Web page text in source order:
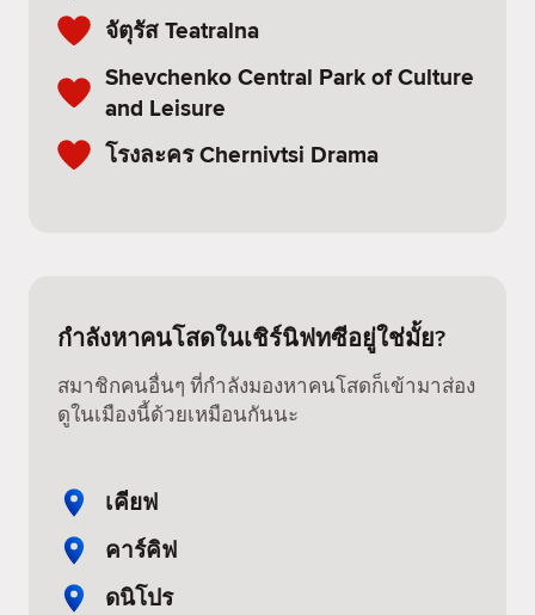
จัตุรัส Teatralna
Shevchenko Central Park of Culture
and Leisure
โรงละคร Chernivtsi Drama
กำลังหาคนโสดในเชิร์นิฟทซีอยู่ใช่มั้ย?
สมาชิกคนอื่นๆ ที่กำลังมองหาคนโสดก็เข้ามาส่อง
ดูในเมืองนี้ด้วยเหมือนกันนะ
เคียฟ
คาร์คิฟ
ดนิโปร